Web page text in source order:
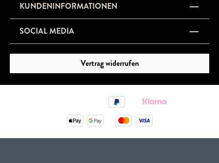
KUNDENINFORMATIONEN
SOCIAL MEDIA
Vertrag widerrufen